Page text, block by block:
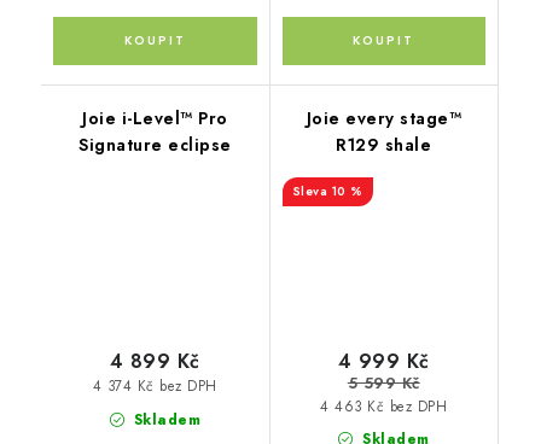
Joie i-Level™ Pro
Signature eclipse
Skladem
4 374 Kč bez DPH
4 899 Kč
Joie every stage™
R129 shale
10 %
Skladem
4 463 Kč bez DPH
4 999 Kč
5 599 Kč